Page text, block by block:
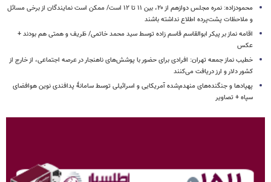
محمودزاده: نمره مجلس دوازهم از ۲۰، بین ۱۱ تا ۱۲ است/ ممکن است نمایندگان از برخی مسائل
و ملاحظات پشت‌پرده اطلاع نداشته باشند
اقامه نماز بر پیکر ابوالقاسم قاسم زاده توسط سید محمد خاتمی/ ظریف و همتی هم بودند +
عکس
خطیب نماز جمعه تهران: افرادی برای حضور با پوشش‌های ناهنجار در عرصه اجتماعی، از خارج از
کشور دلار و ارز دریافت می‌کنند
پهپادها و جنگنده‌های منهدم‌شده آمریکایی و اسرائیلی توسط سامانۀ پدافندی نوین هوافضای
سپاه + تصاویر